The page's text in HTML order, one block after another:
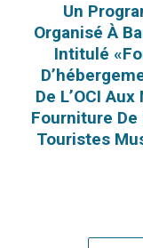
Un
Organisé À
Intitulé
De L’OCI
Fourniture De
Touristes